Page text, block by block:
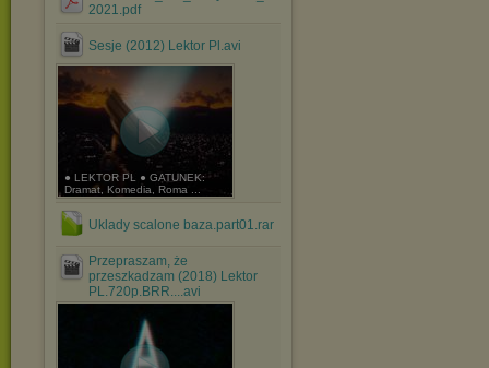
2021.pdf
Sesje (2012) Lektor Pl.avi
● LEKTOR PL ● GATUNEK:
Dramat, Komedia, Roma ...
Uklady scalone baza.part01.rar
Przepraszam, że
przeszkadzam (2018) Lektor
PL.720p.BRR....avi